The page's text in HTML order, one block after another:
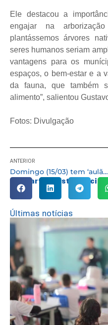
Ele destacou a
engajar na
plantássemos árvores
seres humanos seriam
vantagens para os
espaços, o bem-estar e a
da fauna, que também
alimento”, salientou
Fotos: Divulgação
ANTERIOR
Domingo (15/03) tem ‘aulão’ inaugural do Cursinho Pré-vestibular Gratuito de Cotia
Compartilhe esta notícia:
Últimas notícias